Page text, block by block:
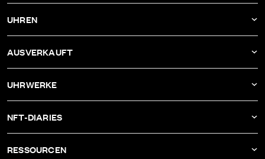
ATELIER
UHREN
DBF009
DBF007
AUSVERKAUFT
DBF004
UHRWERKE
KALIBER RECORD 1959-2
NFT-DIARIES
RESSOURCEN